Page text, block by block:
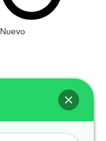
Nuevo